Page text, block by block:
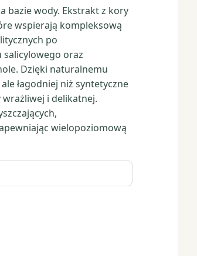
bazie wody. Ekstrakt z kory
wspierają kompleksową
po
salicylowego oraz
Dzięki naturalnemu
łagodniej niż syntetyczne
i delikatnej.
wielopoziomową